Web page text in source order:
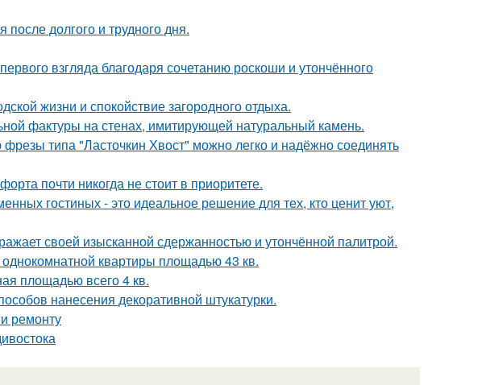
долгого и трудного дня.
взгляда благодаря сочетанию роскоши и утончённого
жизни и спокойствие загородного отдыха.
фактуры на стенах, имитирующей натуральный камень.
типа "Ласточкин Хвост" можно легко и надёжно соединять
почти никогда не стоит в приоритете.
гостиных - это идеальное решение для тех, кто ценит уют,
своей изысканной сдержанностью и утончённой палитрой.
квартиры площадью 43 кв.
площадью всего 4 кв.
нанесения декоративной штукатурки.
ремонту